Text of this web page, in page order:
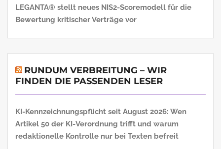
LEGANTA® stellt neues NIS2-Scoremodell für die
Bewertung kritischer Verträge vor
RUNDUM VERBREITUNG – WIR
FINDEN DIE PASSENDEN LESER
KI-Kennzeichnungspflicht seit August 2026: Wen
Artikel 50 der KI-Verordnung trifft und warum
redaktionelle Kontrolle nur bei Texten befreit